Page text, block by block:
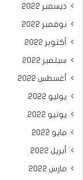
ديسمبر 2022
نوفمبر 2022
أكتوبر 2022
سبتمبر 2022
أغسطس 2022
يوليو 2022
يونيو 2022
مايو 2022
أبريل 2022
مارس 2022